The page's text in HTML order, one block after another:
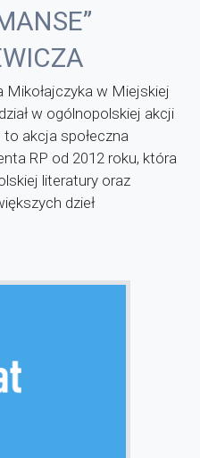
Mikołajczyka w Miejskiej
w ogólnopolskiej akcji
akcja społeczna
RP od 2012 roku, która
literatury oraz
dzieł